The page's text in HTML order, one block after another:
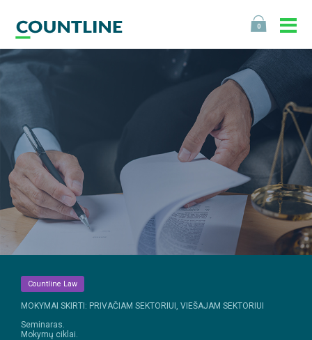
0
Countline Law
MOKYMAI SKIRTI: PRIVAČIAM SEKTORIUI, VIEŠAJAM SEKTORIUI
Seminaras.
Mokymų ciklai.